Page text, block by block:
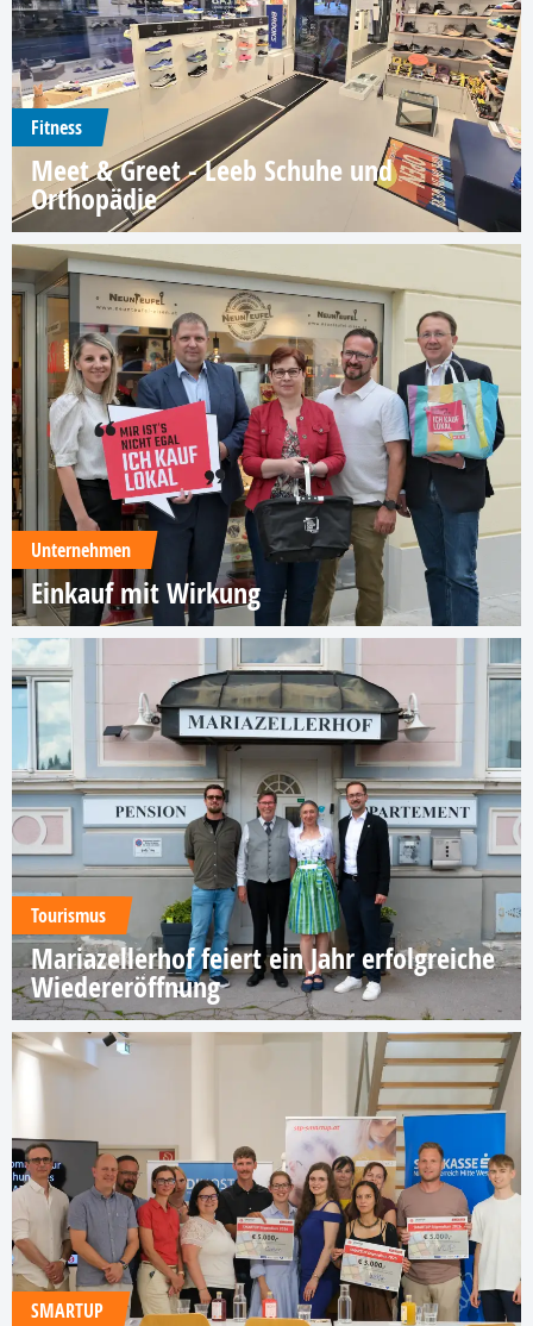
Fitness
Meet & Greet - Leeb Schuhe und
Orthopädie
Unternehmen
Einkauf mit Wirkung
Tourismus
Mariazellerhof feiert ein Jahr erfolgreiche
Wiedereröffnung
SMARTUP